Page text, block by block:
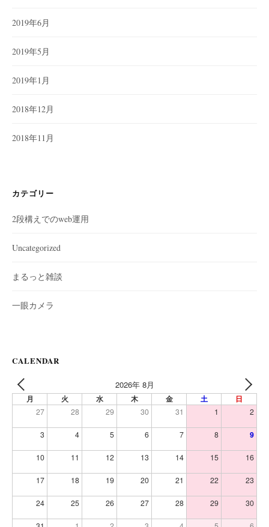
2019年6月
2019年5月
2019年1月
2018年12月
2018年11月
カテゴリー
2段構えでのweb運用
Uncategorized
まるっと雑談
一眼カメラ
CALENDAR
2026年 8月
月 火 水 木 金 土
日
27
28 29 30 31 1 2
3 4 5 6 7 8 9
10 11 12 13 14 15 16
17 18 19 20 21 22 23
24 25 26 27 28 29 30